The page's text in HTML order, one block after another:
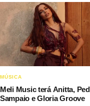
MÚSICA
Meli Music terá Anitta,
Sampaio e Gloria Groove